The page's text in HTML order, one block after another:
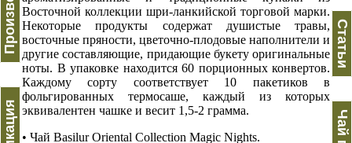
Восточной коллекции шри-ланкийской торговой марки.
Некоторые продукты содержат душистые травы,
восточные пряности, цветочно-плодовые наполнители и
другие составляющие, придающие букету оригинальные
ноты. В упаковке находится 60 порционных конвертов.
Каждому сорту соответствует 10 пакетиков в
фольгированных термосаше, каждый из которых
эквивалентен чашке и весит 1,5-2 грамма.
• Чай Basilur Oriental Collection Magic Nights.
Статьи